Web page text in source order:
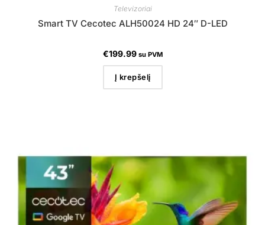
Televizoriai
Smart TV Cecotec ALH50024 HD 24″ D-LED
€199.99 su PVM
Į krepšelį